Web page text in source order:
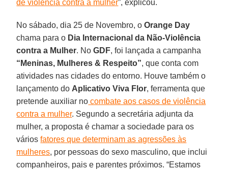
de violência contra a mulher”, explicou.
No sábado, dia 25 de Novembro, oOrange Day
chama para o Dia Internacional da Não-Violência
contra a Mulher. NoGDF, foi lançada a campanha
“Meninas, Mulheres & Respeito”, que conta com
atividades nas cidades do entorno. Houve também o
lançamento do Aplicativo Viva Flor, ferramenta que
pretende auxiliar no combate aos casos de violência
contra a mulher. Segundo a secretária adjunta da
mulher, a proposta é chamar a sociedade para os
váriosfatores que determinam as agressões às
mulheres, por pessoas do sexo masculino, que inclui
companheiros, pais e parentes próximos. “Estamos